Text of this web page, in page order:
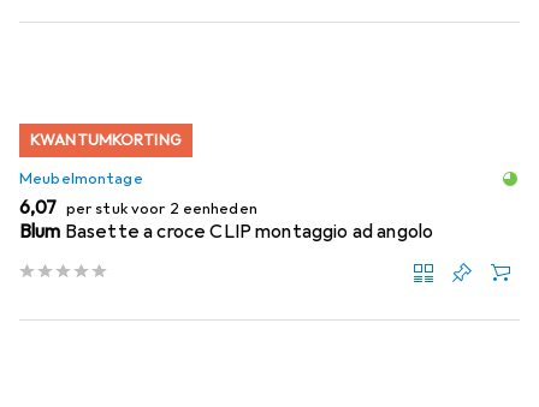
KWANTUMKORTING
Meubelmontage
EUR
6,07 per stuk voor 2 eenheden
Blum Basette a croce CLIP montaggio ad angolo